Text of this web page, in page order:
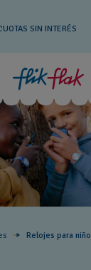
SIN INTERÉS
Relojes para